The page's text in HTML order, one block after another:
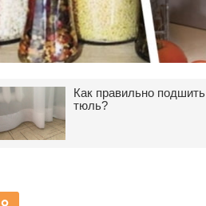
Как правильно подшить
тюль?